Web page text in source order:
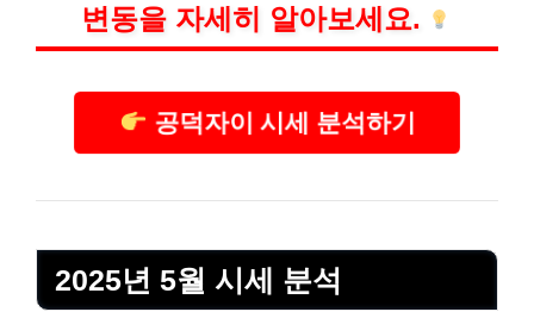
변동을 자세히 알아보세요.
공덕자이 시세 분석하기
2025년 5월 시세 분석